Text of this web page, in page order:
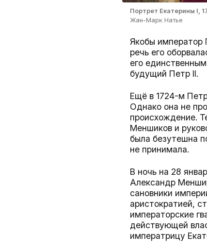
Портрет Екатерины I,
Жан-Марк Натье
Якобы император
речь его
его
будущий Петр II.
Ещё в 1724-м
Однако она не
происхождение.
Меншиков и
была безутешна
не принимала.
В ночь на 28
Александр
сановники
аристократией,
императорские
действующей
императрицу